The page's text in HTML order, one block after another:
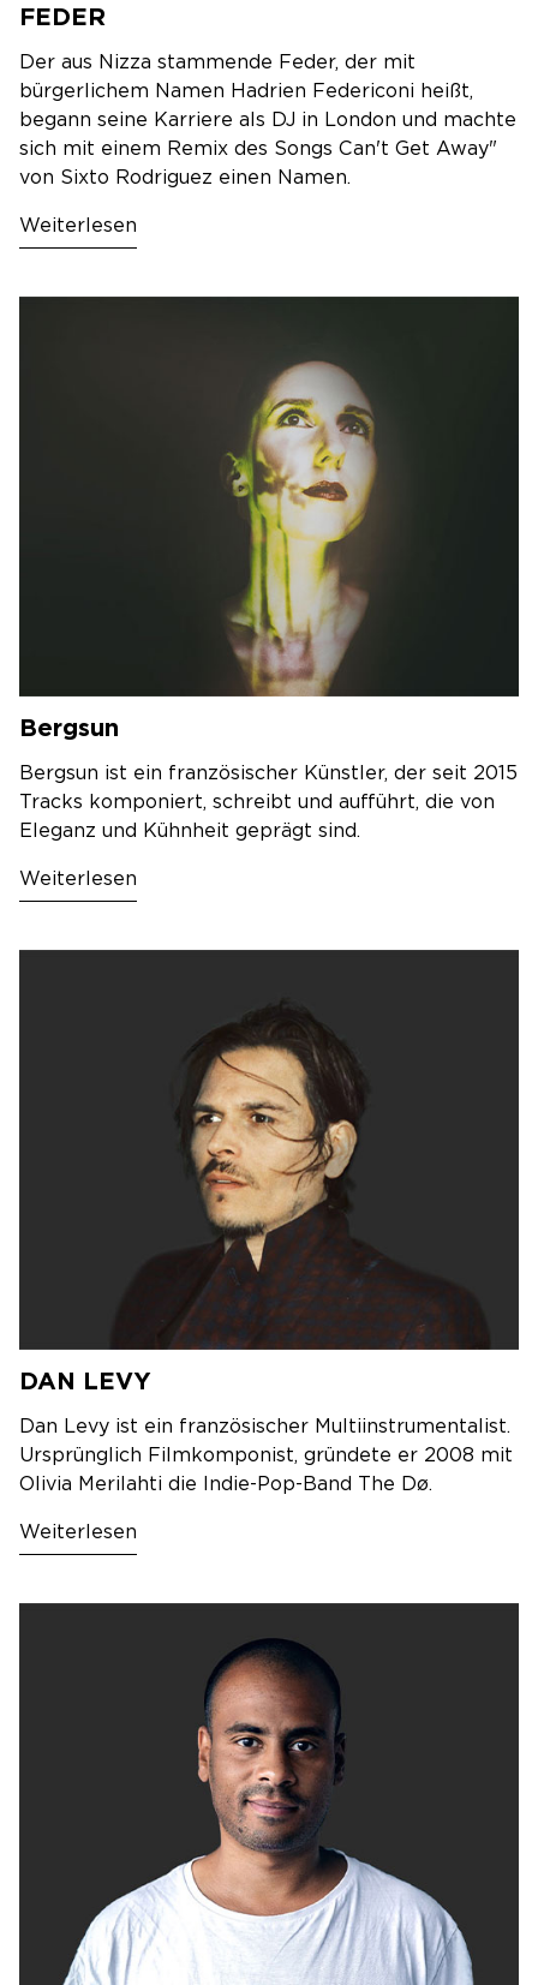
FEDER
Der aus Nizza stammende Feder, der mit
bürgerlichem Namen Hadrien Federiconi heißt,
begann seine Karriere als DJ in London und machte
sich mit einem Remix des Songs Can't Get Away"
von Sixto Rodriguez einen Namen.
Weiterlesen
Bergsun
Bergsun ist ein französischer Künstler, der seit 2015
Tracks komponiert, schreibt und aufführt, die von
Eleganz und Kühnheit geprägt sind.
Weiterlesen
DAN LEVY
Dan Levy ist ein französischer Multiinstrumentalist.
Ursprünglich Filmkomponist, gründete er 2008 mit
Olivia Merilahti die Indie-Pop-Band The Dø.
Weiterlesen